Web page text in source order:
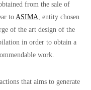
from the sale of
to ASIMA, entity chosen
of the art design of the
in order to obtain a
work.
that aims to generate